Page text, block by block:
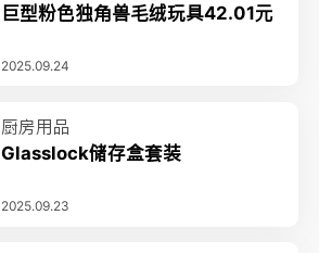
巨型粉色独角兽毛绒玩具42.01元
2025.09.24
厨房用品
Glasslock储存盒套装
2025.09.23